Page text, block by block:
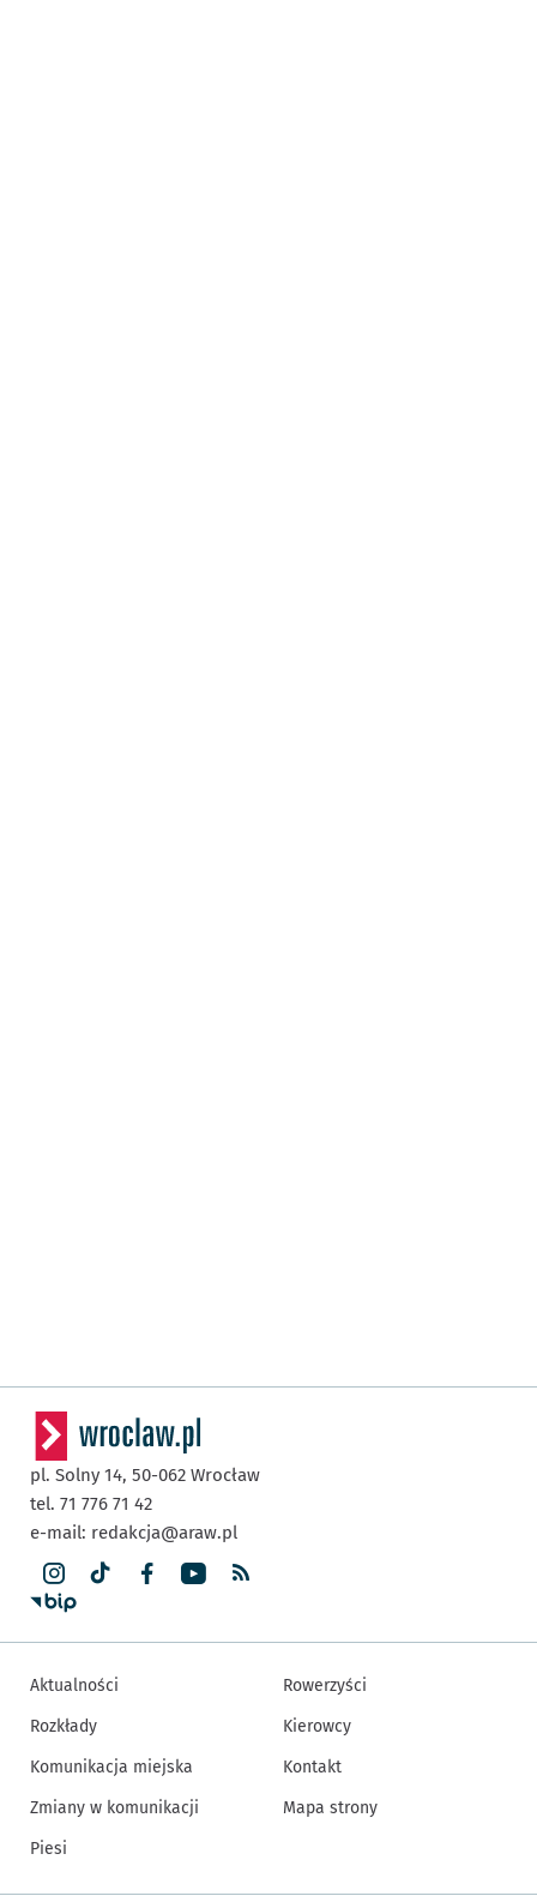
pl. Solny 14, 50-062 Wrocław
tel. 71 776 71 42
e-mail: redakcja@araw.pl
Aktualności
Rozkłady
Komunikacja miejska
Zmiany w komunikacji
Piesi
Rowerzyści
Kierowcy
Kontakt
Mapa strony